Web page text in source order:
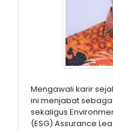
Mengawali karir
ini menjabat
sekaligus
(ESG) Assurance